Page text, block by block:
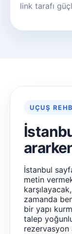
link tarafı
UÇUŞ
İstanbul
metin
zamanda
bir yapı
talep
rezervasyon